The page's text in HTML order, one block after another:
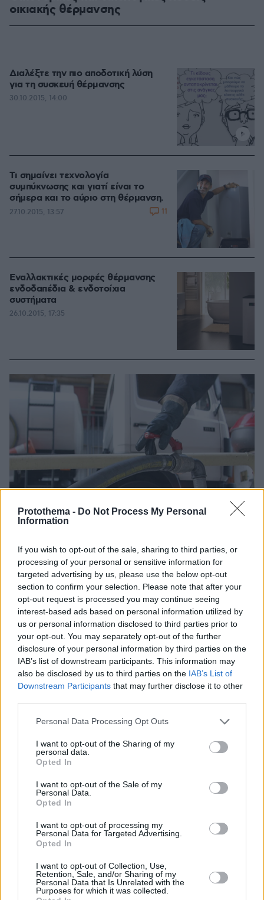
Protothema - Do Not Process My Personal
Information
If you wish to opt-out of the sale, sharing to third parties, or
processing of your personal or sensitive information for
targeted advertising by us, please use the below opt-out
section to confirm your selection. Please note that after your
opt-out request is processed you may continue seeing
interest-based ads based on personal information utilized by
us or personal information disclosed to third parties prior to
your opt-out. You may separately opt-out of the further
disclosure of your personal information by third parties on the
IAB’s list of downstream participants. This information may
also be disclosed by us to third parties on the IAB’s List of
Downstream Participants that may further disclose it to other
Please note that this website/app uses one or more Google
not limited to your visit or usage behaviour. You may click to
grant or deny consent to Google and its third-party tags to
use your data for below specified purposes in below Google
consent section.
Personal Data Processing Opt Outs
I want to opt-out of the Sharing of my
personal data.
Opted In
I want to opt-out of the Sale of my
Personal Data.
Opted In
I want to opt-out of processing my
Personal Data for Targeted Advertising.
Opted In
I want to opt-out of Collection, Use,
Retention, Sale, and/or Sharing of my
Personal Data that Is Unrelated with the
Purposes for which it was collected.
οικιακής θέρμανσης
Διαλέξτε την πιο αποδοτική λύση
για τη συσκευή θέρμανσης
30.10.2015, 14:00
Τι σημαίνει τεχνολογία
συμπύκνωσης και γιατί είναι το
σήμερα και το αύριο στη θέρμανση.
27.10.2015, 13:57 11
Εναλλακτικές μορφές θέρμανσης
ενδοδαπέδια & ενδοτοίχια
συστήματα
26.10.2015, 17:35
Επίδομα θέρμανσης
26.10.2015, 17:35